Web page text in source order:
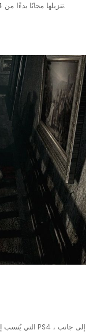
اللغط ، إليك ما تحتاج لمعرفته حول الألعاب التي يمكن لأعضاء PlayStation Plus تنزيلها مجانًا بدءًا من 4 أكتوبر 2016.